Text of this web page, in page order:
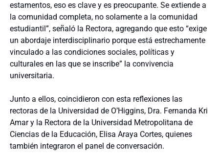
estamentos, eso es clave y es preocupante. Se extiende a
la comunidad completa, no solamente a la comunidad
estudiantil”, señaló la Rectora, agregando que esto “exige
un abordaje interdisciplinario porque está estrechamente
vinculado a las condiciones sociales, políticas y
culturales en las que se inscribe” la convivencia
universitaria.
Junto a ellos, coincidieron con esta reflexiones las
rectoras de la Universidad de O’Higgins, Dra. Fernanda Kri
Amar y la Rectora de la Universidad Metropolitana de
Ciencias de la Educación, Elisa Araya Cortes, quienes
también integraron el panel de conversación.